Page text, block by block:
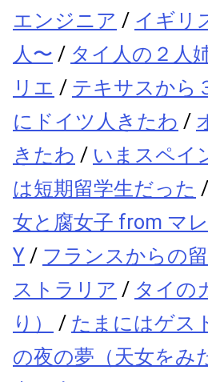
エンジニア / イギリ
人〜 / タイ人の２人
リエ / テキサスから
にドイツ人きたわ /
きたわ / いまスペイ
は短期留学生だった /
女と腐女子 from マ
Y / フランスからの
ストラリア / タイの
り）
/ たまにはゲス
の夜の夢（天女をみ